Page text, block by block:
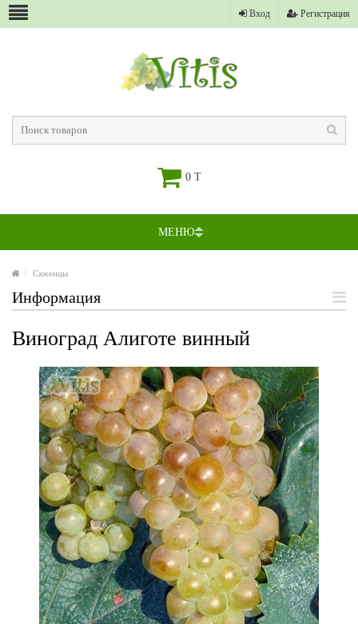
Вход Регистрация
0 T
МЕНЮ
Саженцы
Информация
Виноград Алиготе винный